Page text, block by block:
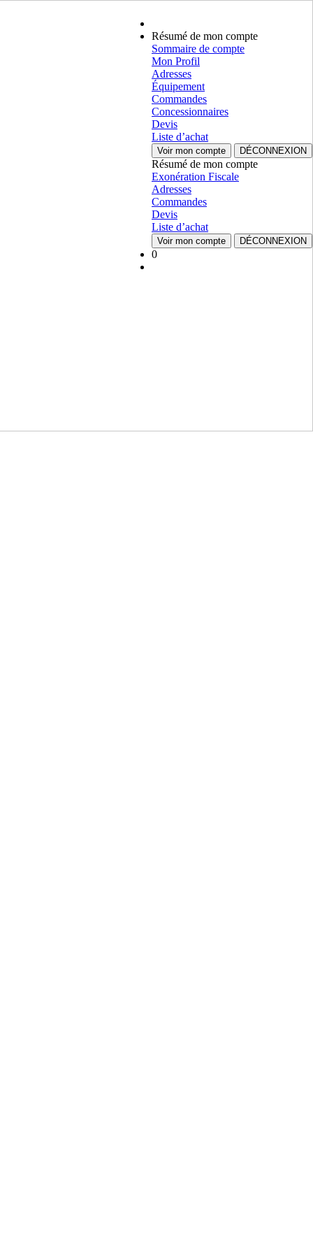
Résumé de mon compte
Sommaire de compte
Mon Profil
Adresses
Équipement
Commandes
Concessionnaires
Devis
Liste d’achat
Voir mon compte DÉCONNEXION
Résumé de mon compte
Exonération Fiscale
Adresses
Commandes
Devis
Liste d’achat
Voir mon compte DÉCONNEXION
0